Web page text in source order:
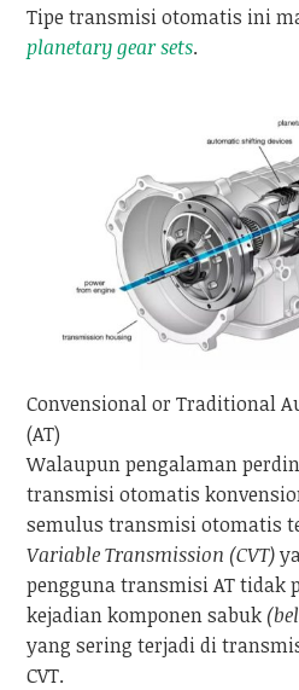
Tipe transmisi otomatis ini
planetary gear sets.
Convensional or Traditional
(AT)
Walaupun pengalaman
transmisi otomatis
semulus transmisi otomatis
Variable Transmission (CVT)
pengguna transmisi AT tidak
kejadian komponen sabuk
yang sering terjadi di
CVT.